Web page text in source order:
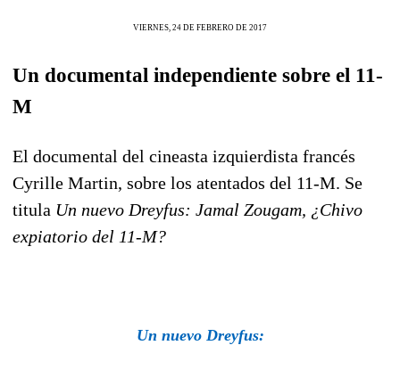
VIERNES, 24 DE FEBRERO DE 2017
Un documental independiente sobre el 11-
M
El documental del cineasta izquierdista francés
Cyrille Martin, sobre los atentados del 11-M. Se
titula Un nuevo Dreyfus: Jamal Zougam, ¿Chivo
expiatorio del 11-M?
Un nuevo Dreyfus: